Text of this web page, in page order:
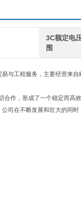
3C额定电
围
与工程服务，主要经营来
作，形成了一个稳定而高
司在不断发展和壮大的同